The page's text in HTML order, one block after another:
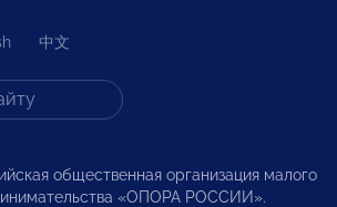
中文
общественная организация малого
«ОПОРА РОССИИ».